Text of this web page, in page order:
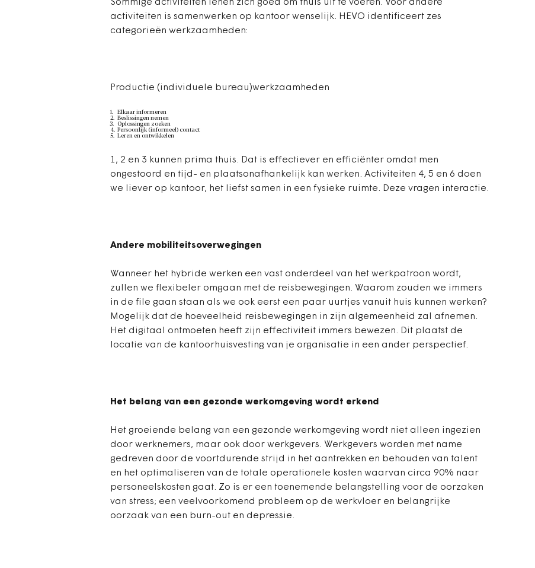
Sommige activiteiten lenen zich goed om thuis uit te voeren. Voor andere
activiteiten is samenwerken op kantoor wenselijk. HEVO identificeert zes
categorieën werkzaamheden:
Productie (individuele bureau)werkzaamheden
Elkaar informeren
Beslissingen nemen
Oplossingen zoeken
Persoonlijk (informeel) contact
Leren en ontwikkelen
1, 2 en 3 kunnen prima thuis. Dat is effectiever en efficiënter omdat men
ongestoord en tijd- en plaatsonafhankelijk kan werken. Activiteiten 4, 5 en 6 doen
we liever op kantoor, het liefst samen in een fysieke ruimte. Deze vragen interactie.
Andere mobiliteitsoverwegingen
Wanneer het hybride werken een vast onderdeel van het werkpatroon wordt,
zullen we flexibeler omgaan met de reisbewegingen. Waarom zouden we immers
in de file gaan staan als we ook eerst een paar uurtjes vanuit huis kunnen werken?
Mogelijk dat de hoeveelheid reisbewegingen in zijn algemeenheid zal afnemen.
Het digitaal ontmoeten heeft zijn effectiviteit immers bewezen. Dit plaatst de
locatie van de kantoorhuisvesting van je organisatie in een ander perspectief.
Het belang van een gezonde werkomgeving wordt erkend
Het groeiende belang van een gezonde werkomgeving wordt niet alleen ingezien
door werknemers, maar ook door werkgevers. Werkgevers worden met name
gedreven door de voortdurende strijd in het aantrekken en behouden van talent
en het optimaliseren van de totale operationele kosten waarvan circa 90% naar
personeelskosten gaat. Zo is er een toenemende belangstelling voor de oorzaken
van stress; een veelvoorkomend probleem op de werkvloer en belangrijke
oorzaak van een burn-out en depressie.